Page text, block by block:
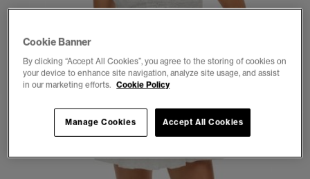
1 2 3 4 5 6 7
Cookie Banner
By clicking “Accept All Cookies”, you agree to the storing of cookies on
your device to enhance site navigation, analyze site usage, and assist
in our marketing efforts. Cookie Policy
Accept All Cookies
Manage Cookies